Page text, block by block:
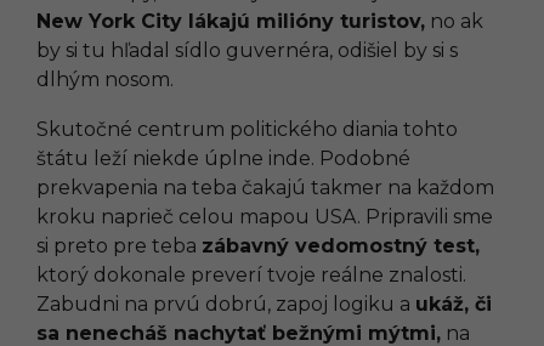
New York City lákajú milióny turistov, no ak
by si tu hľadal sídlo guvernéra, odišiel by si s
dlhým nosom.
Skutočné centrum politického diania tohto
štátu leží niekde úplne inde. Podobné
prekvapenia na teba čakajú takmer na každom
kroku naprieč celou mapou USA. Pripravili sme
si preto pre teba zábavný vedomostný test,
ktorý dokonale preverí tvoje reálne znalosti.
Zabudni na prvú dobrú, zapoj logiku a ukáž, či
sa nenecháš nachytať bežnými mýtmi, na